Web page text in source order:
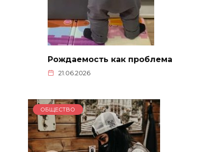
Рождаемость как проблема
21.06.2026
ОБЩЕСТВО